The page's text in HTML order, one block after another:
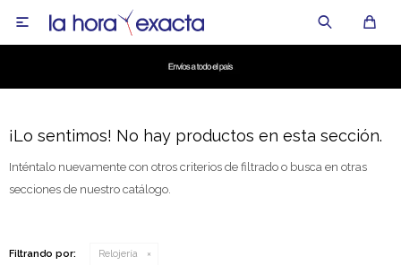

¡Lo sentimos! No hay productos en esta sección.
Inténtalo nuevamente con otros criterios de filtrado o busca en otras
secciones de nuestro catálogo.
Filtrando por: Relojería